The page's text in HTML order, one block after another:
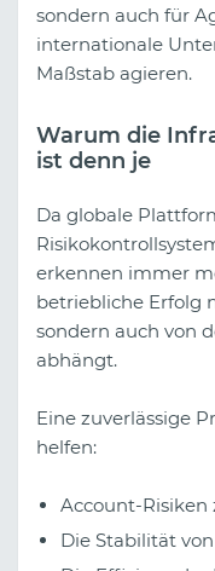
sondern auch für
internationale
Maßstab agieren.
Warum die
ist denn je
Da globale
erkennen immer
betriebliche Erfolg
sondern auch von
abhängt.
Eine zuverlässige
helfen:
Account-Risiken
Die Stabilität